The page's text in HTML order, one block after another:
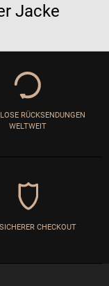
Jacke
RÜCKSENDUNGEN
WELTWEIT
CHECKOUT